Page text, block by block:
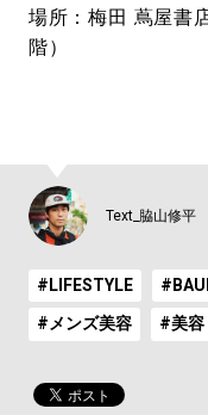
場所：梅田 蔦屋書
階）
Text_脇山修平
#LIFESTYLE
#メンズ美容 #美容